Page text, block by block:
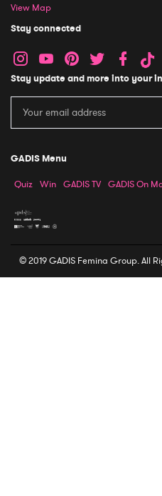
View Map
Stay connected
Stay update and more into your
GADIS Menu
Quiz Win GADIS TV GADIS On
© 2019 GADIS Femina Group. All